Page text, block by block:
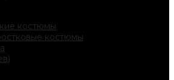
костюмы
костюмы